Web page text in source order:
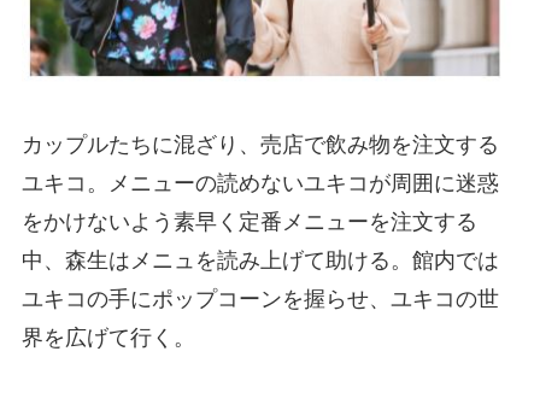
カップルたちに混ざり、売店で飲み物を注文する
ユキコ。メニューの読めないユキコが周囲に迷惑
をかけないよう素早く定番メニューを注文する
中、森生はメニュを読み上げて助ける。館内では
ユキコの手にポップコーンを握らせ、ユキコの世
界を広げて行く。